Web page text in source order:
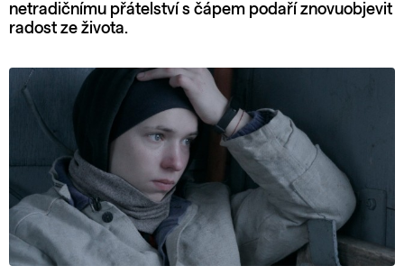
netradičnímu přátelství s čápem podaří znovuobjevit
radost ze života.